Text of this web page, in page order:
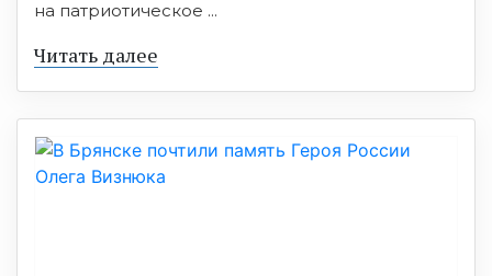
на патриотическое ...
Читать далее